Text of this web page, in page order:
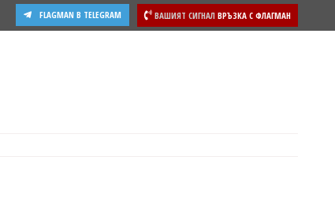
ВАШИЯТ СИГНАЛ ВРЪЗКА С ФЛАГМАН
FLAGMAN В TELEGRAM